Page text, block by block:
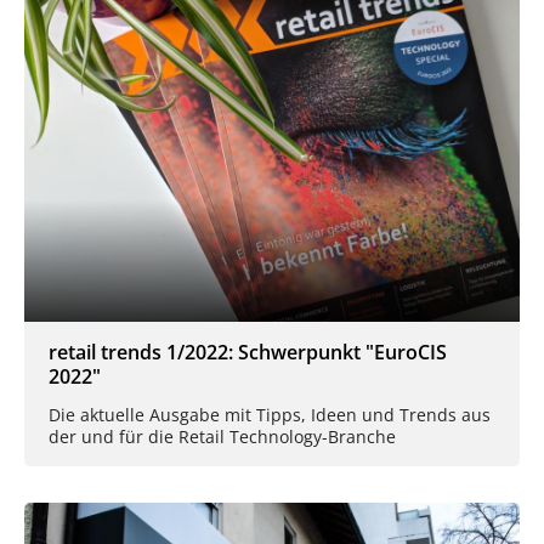
retail trends 1/2022: Schwerpunkt "EuroCIS
2022"
Die aktuelle Ausgabe mit Tipps, Ideen und Trends aus
der und für die Retail Technology-Branche